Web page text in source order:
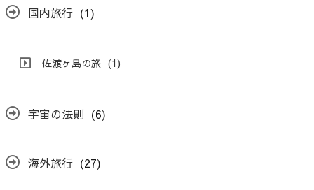
国内旅行 (1)
佐渡ヶ島の旅 (1)
宇宙の法則 (6)
海外旅行 (27)